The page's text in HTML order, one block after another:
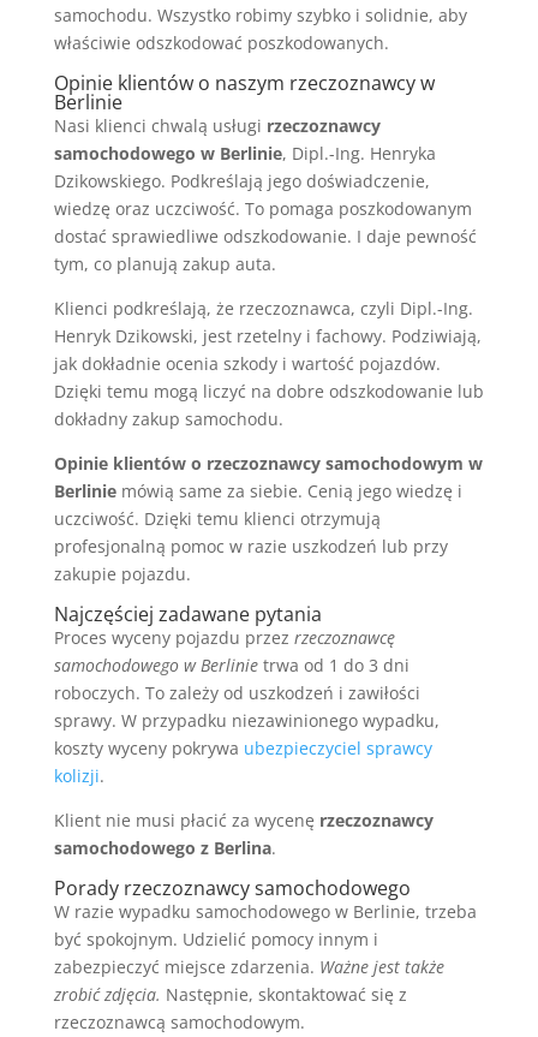
samochodu. Wszystko robimy szybko i solidnie, aby
właściwie odszkodować poszkodowanych.
Opinie klientów o naszym rzeczoznawcy w
Berlinie
Nasi klienci chwalą usługi rzeczoznawcy
samochodowego w Berlinie, Dipl.-Ing. Henryka
Dzikowskiego. Podkreślają jego doświadczenie,
wiedzę oraz uczciwość. To pomaga poszkodowanym
dostać sprawiedliwe odszkodowanie. I daje pewność
tym, co planują zakup auta.
Klienci podkreślają, że rzeczoznawca, czyli Dipl.-Ing.
Henryk Dzikowski, jest rzetelny i fachowy. Podziwiają,
jak dokładnie ocenia szkody i wartość pojazdów.
Dzięki temu mogą liczyć na dobre odszkodowanie lub
dokładny zakup samochodu.
Opinie klientów o rzeczoznawcy samochodowym w
Berliniemówią same za siebie. Cenią jego wiedzę i
uczciwość. Dzięki temu klienci otrzymują
profesjonalną pomoc w razie uszkodzeń lub przy
zakupie pojazdu.
Najczęściej zadawane pytania
Proces wyceny pojazdu przez rzeczoznawcę
samochodowego w Berlinietrwa od 1 do 3 dni
roboczych. To zależy od uszkodzeń i zawiłości
sprawy. W przypadku niezawinionego wypadku,
koszty wyceny pokrywa ubezpieczyciel sprawcy
kolizji.
Klient nie musi płacić za wycenę rzeczoznawcy
samochodowego z Berlina.
Porady rzeczoznawcy samochodowego
W razie wypadku samochodowego w Berlinie, trzeba
być spokojnym. Udzielić pomocy innym i
zabezpieczyć miejsce zdarzenia. Ważne jest także
zrobić zdjęcia. Następnie, skontaktować się z
rzeczoznawcą samochodowym.